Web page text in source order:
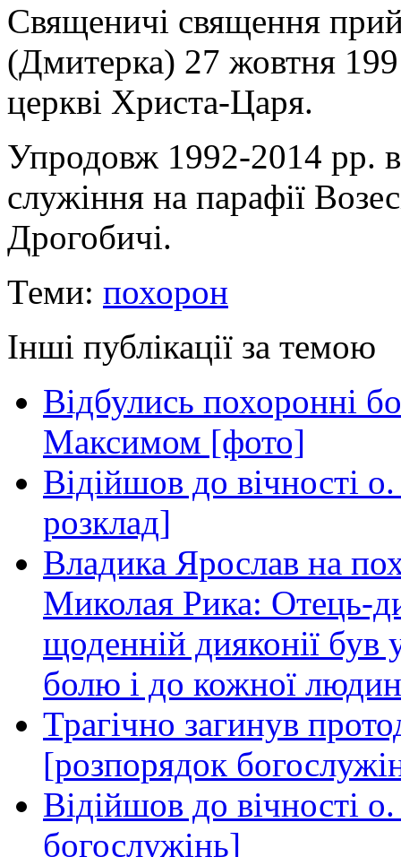
Священичі священня
(Дмитерка) 27 жовтня
церкві Христа-Царя.
Упродовж 1992-2014 рр.
служіння на парафії
Дрогобичі.
Теми: похорон
Інші публікації за темою
Відбулись похоронні
Максимом [фото]
Відійшов до вічності
розклад]
Владика Ярослав на
Миколая Рика: Отець-
щоденній дияконії
болю і до кожної
Трагічно загинув
[розпорядок
Відійшов до вічності
богослужінь]